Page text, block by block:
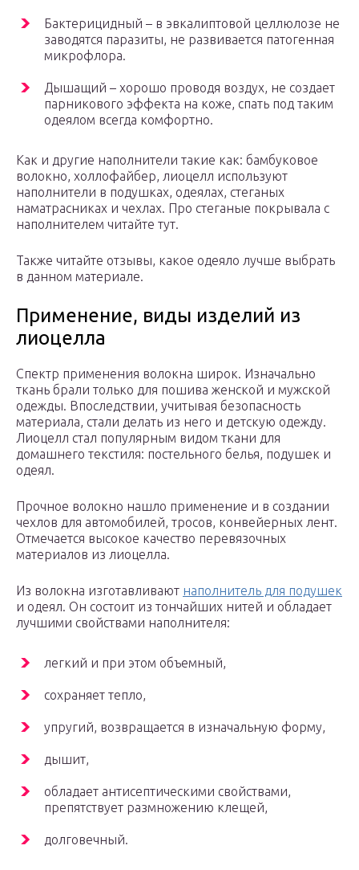
Бактерицидный – в эвкалиптовой целлюлозе не
заводятся паразиты, не развивается патогенная
микрофлора.
Дышащий – хорошо проводя воздух, не создает
парникового эффекта на коже, спать под таким
одеялом всегда комфортно.
Как и другие наполнители такие как: бамбуковое
волокно, холлофайбер, лиоцелл используют
наполнители в подушках, одеялах, стеганых
наматрасниках и чехлах. Про стеганые покрывала с
наполнителем читайте тут.
Также читайте отзывы, какое одеяло лучше выбрать
в данном материале.
Применение, виды изделий из
лиоцелла
Спектр применения волокна широк. Изначально
ткань брали только для пошива женской и мужской
одежды. Впоследствии, учитывая безопасность
материала, стали делать из него и детскую одежду.
Лиоцелл стал популярным видом ткани для
домашнего текстиля: постельного белья, подушек и
одеял.
Прочное волокно нашло применение и в создании
чехлов для автомобилей, тросов, конвейерных лент.
Отмечается высокое качество перевязочных
материалов из лиоцелла.
Из волокна изготавливают наполнитель для подушек
и одеял. Он состоит из тончайших нитей и обладает
лучшими свойствами наполнителя:
легкий и при этом объемный,
сохраняет тепло,
упругий, возвращается в изначальную форму,
дышит,
обладает антисептическими свойствами,
препятствует размножению клещей,
долговечный.